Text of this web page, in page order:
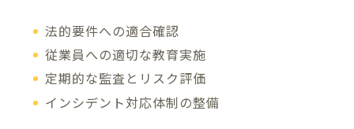
法的要件への適合確認
従業員への適切な教育実施
定期的な監査とリスク評価
インシデント対応体制の整備